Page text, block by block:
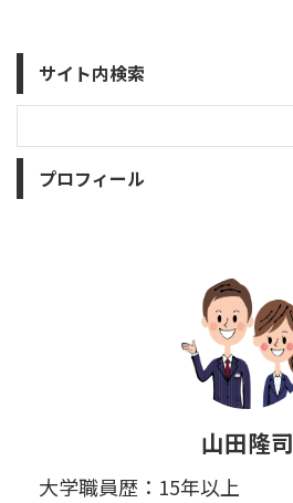
サイト内検索
プロフィール
山田隆司
大学職員歴：15年以上